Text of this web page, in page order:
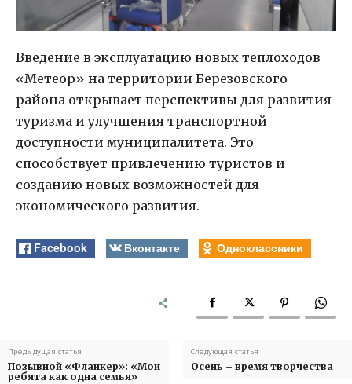
Введение в эксплуатацию новых теплоходов
«Метеор» на территории Березовского
района открывает перспективы для развития
туризма и улучшения транспортной
доступности муниципалитета. Это
способствует привлечению туристов и
созданию новых возможностей для
экономического развития.
Facebook Вконтакте Одноклассники
Предыдущая статья
Позывной «Фланкер»: «Мои
ребята как одна семья»
Следующая статья
Осень – время творчества